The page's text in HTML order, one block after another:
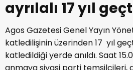
ayrılalı 17 yıl
Agos Gazetesi Genel Yayın
katledilişinin üzerinden 17 yıl
katledildiği yerde anıldı. Saat